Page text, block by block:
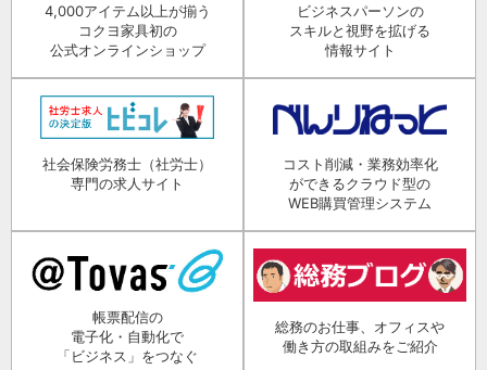
4,000アイテム以上が揃う
コクヨ家具初の
公式オンラインショップ
ビジネスパーソンの
スキルと視野を拡げる
情報サイト
社会保険労務士（社労士）
専門の求人サイト
コスト削減・業務効率化
ができるクラウド型の
WEB購買管理システム
帳票配信の
電子化・自動化で
「ビジネス」をつなぐ
総務のお仕事、オフィスや
働き方の取組みをご紹介